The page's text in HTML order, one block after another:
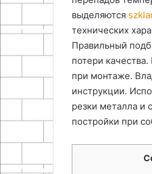
выделяются
технических
Правильный
потери
при монтаже.
инструкции.
резки металла и
постройки при